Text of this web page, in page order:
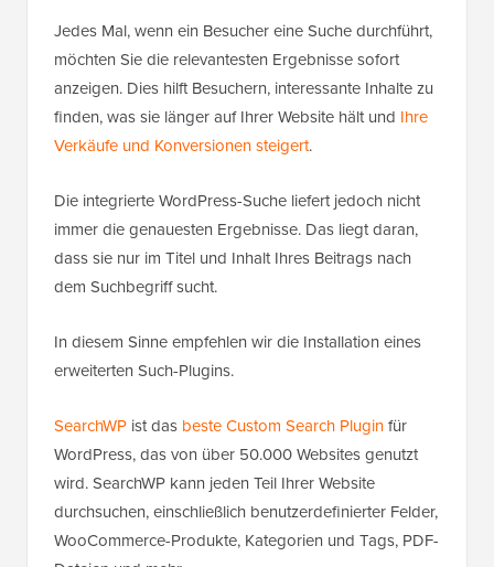
Jedes Mal, wenn ein Besucher eine Suche durchführt,
möchten Sie die relevantesten Ergebnisse sofort
anzeigen. Dies hilft Besuchern, interessante Inhalte zu
finden, was sie länger auf Ihrer Website hält und Ihre
Verkäufe und Konversionen steigert.
Die integrierte WordPress-Suche liefert jedoch nicht
immer die genauesten Ergebnisse. Das liegt daran,
dass sie nur im Titel und Inhalt Ihres Beitrags nach
dem Suchbegriff sucht.
In diesem Sinne empfehlen wir die Installation eines
erweiterten Such-Plugins.
SearchWP ist das beste Custom Search Pluginfür
WordPress, das von über 50.000 Websites genutzt
wird. SearchWP kann jeden Teil Ihrer Website
durchsuchen, einschließlich benutzerdefinierter Felder,
WooCommerce-Produkte, Kategorien und Tags, PDF-